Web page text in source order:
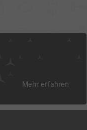
Mehr erfahren